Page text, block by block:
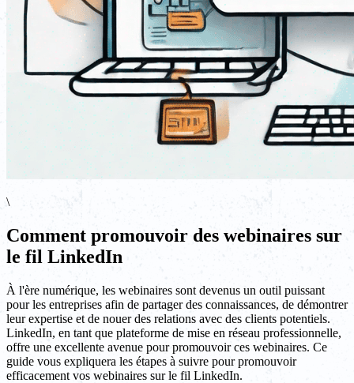
\
Comment promouvoir des webinaires sur
le fil LinkedIn
À l'ère numérique, les webinaires sont devenus un outil puissant
pour les entreprises afin de partager des connaissances, de démontrer
leur expertise et de nouer des relations avec des clients potentiels.
LinkedIn, en tant que plateforme de mise en réseau professionnelle,
offre une excellente avenue pour promouvoir ces webinaires. Ce
guide vous expliquera les étapes à suivre pour promouvoir
efficacement vos webinaires sur le fil LinkedIn.